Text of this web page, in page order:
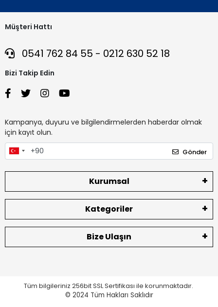
Müşteri Hattı
0541 762 84 55 - 0212 630 52 18
Bizi Takip Edin
Kampanya, duyuru ve bilgilendirmelerden haberdar olmak
için kayıt olun.
Gönder
Kurumsal
Kategoriler
Bize Ulaşın
Tüm bilgileriniz 256bit SSL Sertifikası ile korunmaktadır.
© 2024 Tüm Hakları Saklıdır